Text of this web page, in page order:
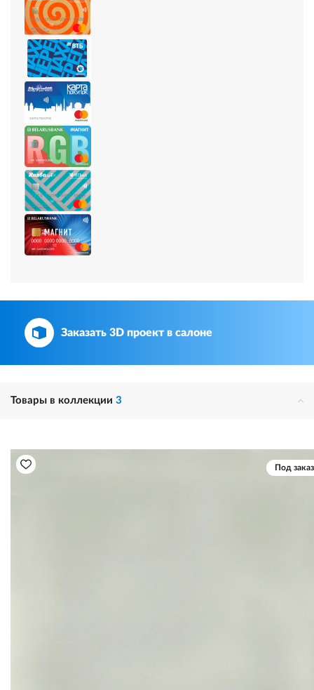
Заказать 3D проект в салоне
Товары в коллекции 3
Под заказ